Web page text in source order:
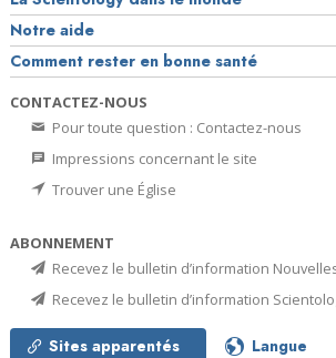
Notre aide
Comment rester en bonne santé
CONTACTEZ-NOUS
Pour toute question : Contactez-nous
Impressions concernant le site
Trouver une Église
ABONNEMENT
Recevez le bulletin d’information
Recevez le bulletin d’information
Sites apparentés Langue